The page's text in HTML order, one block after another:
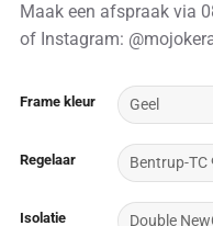
Maak een afspraak via
of Instagram:
Frame kleur
Regelaar
Isolatie